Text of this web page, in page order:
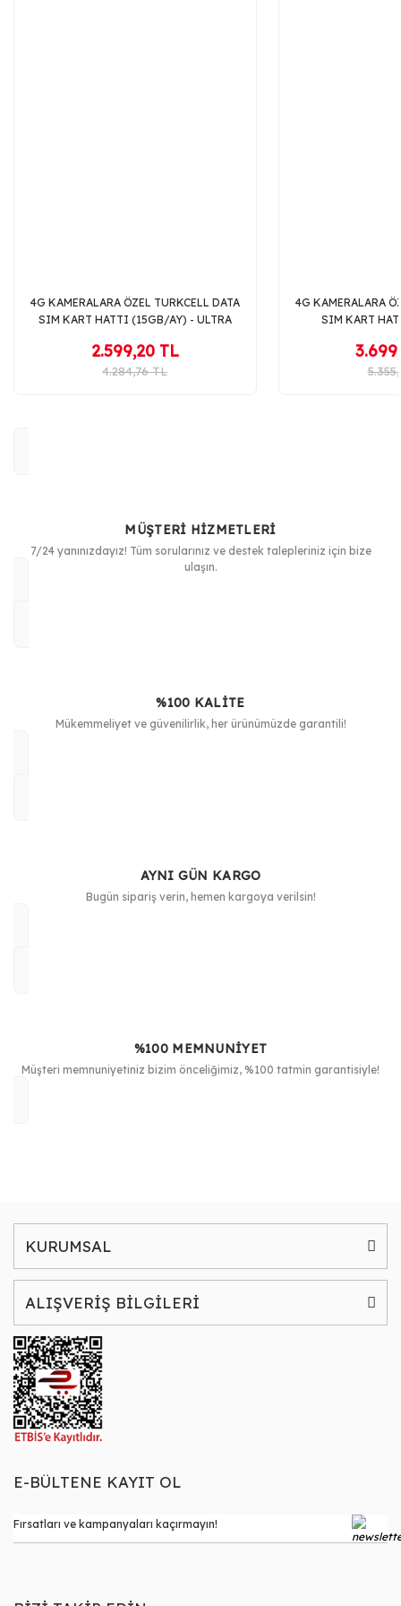
4G KAMERALARA ÖZEL TURKCELL DATA
SIM KART HATTI (15GB/AY) - ULTRA
2.599,20 TL
4.284,76 TL
4G KAMERALARA
SIM KART
MÜŞTERİ HİZMETLERİ
7/24 yanınızdayız! Tüm sorularınız ve destek talepleriniz için bize
ulaşın.
%100 KALİTE
Mükemmeliyet ve güvenilirlik, her ürünümüzde garantili!
AYNI GÜN KARGO
Bugün sipariş verin, hemen kargoya verilsin!
%100 MEMNUNİYET
Müşteri memnuniyetiniz bizim önceliğimiz, %100 tatmin garantisiyle!
KURUMSAL
ALIŞVERİŞ BİLGİLERİ
E-BÜLTENE KAYIT OL